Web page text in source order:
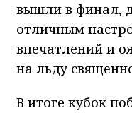
вышли в финал,
отличным
впечатлений и
на льду
В итоге кубок